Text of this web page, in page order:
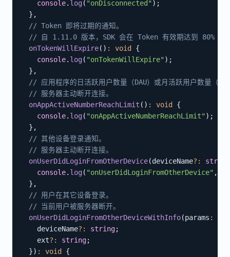
console. log( "onDisconnected" ) ;
} ,
// Token 即将过期的通知。
// 自 1.11.0 版本，SDK 会在 Token 有效期达到 80% 时
onTokenWillExpire( ) : void
{
console. log( "onTokenWillExpire" ) ;
} ,
// 应用程序的日活跃用户数量（DAU）或月活跃用户数量（
// 服务器主动断开连接。
onAppActiveNumberReachLimit ( ) : void
{
console. log( "onAppActiveNumberReachLimit" ) ;
} ,
// 其他设备登录通知。
// 服务器主动断开连接。
onUserDidLoginFromOtherDevice(deviceName? :
string
console. log( "onUserDidLoginFromOtherDevice" ,
} ,
// 用户在其它设备登录。
// 当前用户被服务器断开。
onUserDidLoginFromOtherDeviceWithInfo(params :
    deviceName
? : string;
    ext
? : string;
}) : void
{